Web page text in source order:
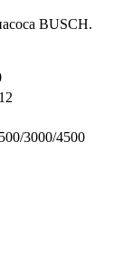
BUSCH.
3000/4500